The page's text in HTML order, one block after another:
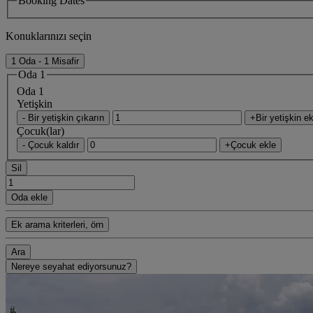
Konuklarınızı seçin
1 Oda - 1 Misafir
Oda 1
Oda 1
Yetişkin
- Bir yetişkin çıkarın +Bir yetişkin
Çocuk(lar)
- Çocuk kaldır +Çocuk ekle
Sil
Oda ekle
Ek arama kriterleri, örn
Ara
Nereye seyahat ediyorsunuz?